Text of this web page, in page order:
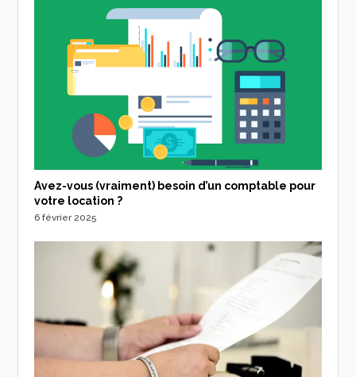
Avez-vous (vraiment) besoin d’un comptable pour
votre location ?
6 février 2025